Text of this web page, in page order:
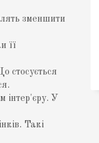
зменшити
її
стосується
інтер'єру. У
Такі